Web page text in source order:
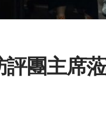
評團主席